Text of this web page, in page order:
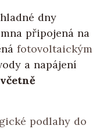
dny
připojená na
fotovoltaickým
a napájení
podlahy do